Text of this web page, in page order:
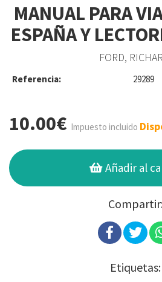
MANUAL PARA
ESPAÑA Y
FORD,
Referencia: 29289
10.00€ Impuesto incluido
Añadir al
Etiquetas: